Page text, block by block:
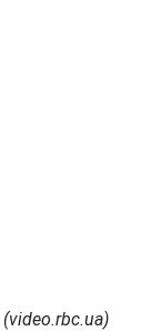
(video.rbc.ua)